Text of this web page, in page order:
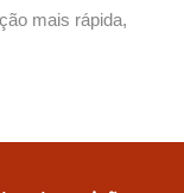
mais rápida,